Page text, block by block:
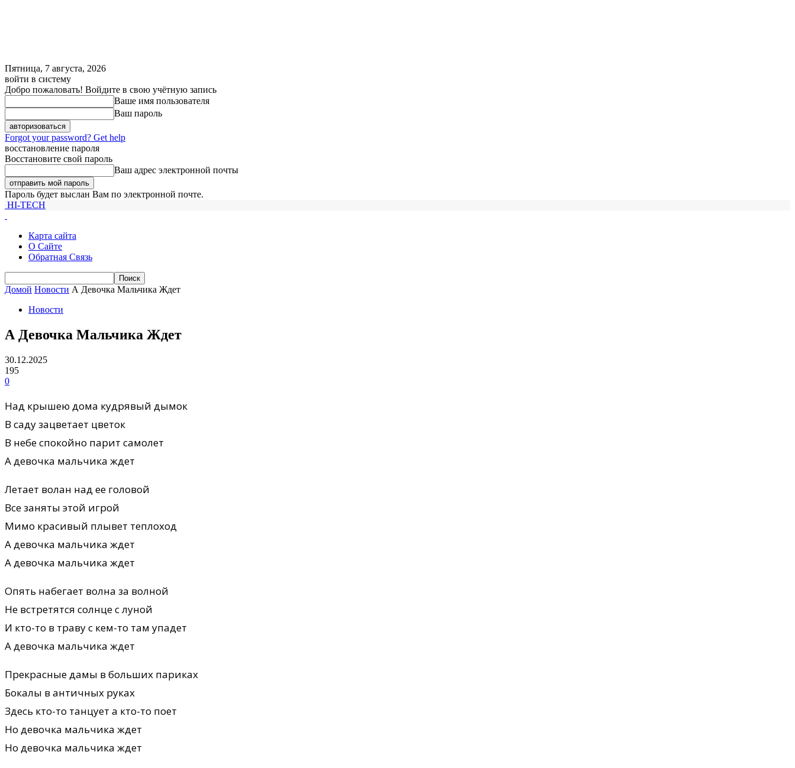
Пятница, 7 августа, 2026
войти в систему
Добро пожаловать! Войдите в свою учётную запись
Ваше имя пользователя
Ваш пароль
Forgot your password? Get help
восстановление пароля
Восстановите свой пароль
Ваш адрес электронной почты
Пароль будет выслан Вам по электронной почте.
HI-TECH
Карта сайта
О Сайте
Обратная Связь
Домой Новости А Девочка Мальчика Ждет
Новости
А Девочка Мальчика Ждет
30.12.2025
195
0
Над крышею дома кудрявый дымок
В саду зацветает цветок
В небе спокойно парит самолет
А девочка мальчика ждет
Летает волан над ее головой
Все заняты этой игрой
Мимо красивый плывет теплоход
А девочка мальчика ждет
А девочка мальчика ждет
Опять набегает волна за волной
Не встретятся солнце с луной
И кто-то в траву с кем-то там упадет
А девочка мальчика ждет
Прекрасные дамы в больших париках
Бокалы в античных руках
Здесь кто-то танцует а кто-то поет
Но девочка мальчика ждет
Но девочка мальчика ждет